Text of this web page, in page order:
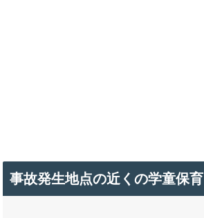
事故発生地点の近くの学童保育